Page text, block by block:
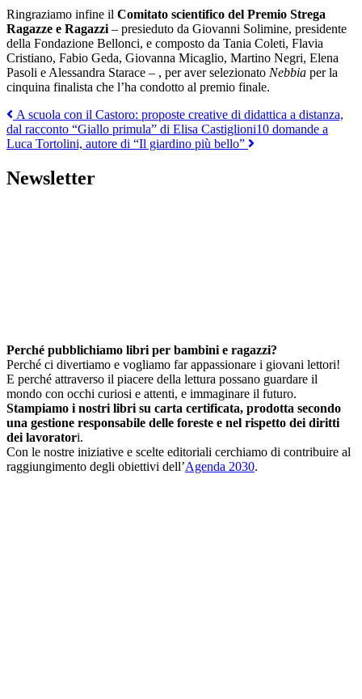
Ringraziamo infine il Comitato scientifico del Premio Strega
Ragazze e Ragazzi – presieduto da Giovanni Solimine, presidente
della Fondazione Bellonci, e composto da Tania Coleti, Flavia
Cristiano, Fabio Geda, Giovanna Micaglio, Martino Negri, Elena
Pasoli e Alessandra Starace – , per aver selezionato Nebbia per la
cinquina finalista che l’ha condotto al premio finale.
Navigazione
articoli
A scuola con il Castoro: proposte creative di didattica a distanza,
dal racconto “Giallo primula” di Elisa Castiglioni10 domande a
Luca Tortolini, autore di “Il giardino più bello”
Newsletter
Perché pubblichiamo libri per bambini e ragazzi?
Perché ci divertiamo e vogliamo far appassionare i giovani lettori!
E perché attraverso il piacere della lettura possano guardare il
mondo con occhi curiosi e attenti, e immaginare il futuro.
Stampiamo i nostri libri su carta certificata, prodotta secondo
una gestione responsabile delle foreste e nel rispetto dei diritti
dei lavoratori.
Con le nostre iniziative e scelte editoriali cerchiamo di contribuire al
raggiungimento degli obiettivi dell’Agenda 2030.